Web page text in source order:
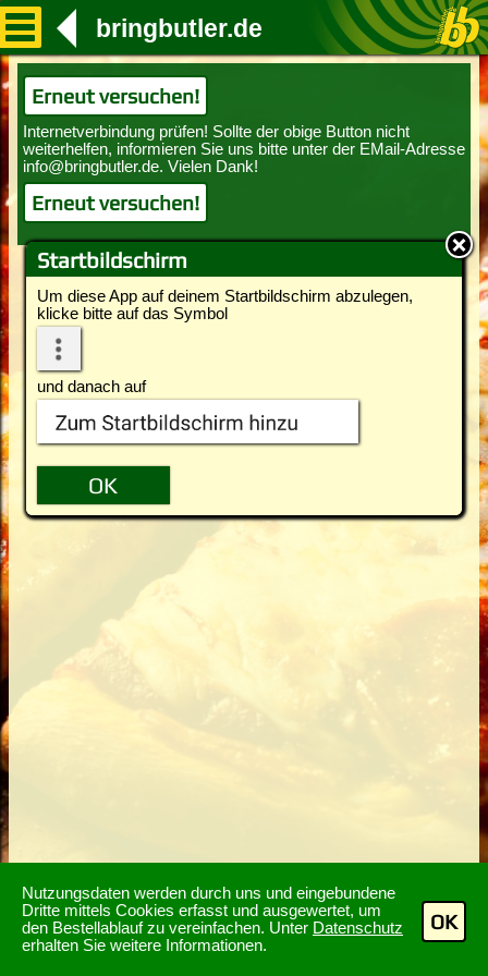
Nutzungsdaten werden durch uns und eingebundene
Dritte mittels Cookies erfasst und ausgewertet, um
den Bestellablauf zu vereinfachen. Unter Datenschutz
erhalten Sie weitere Informationen.
OK
Startbildschirm
Um diese App auf deinem Startbildschirm abzulegen,
klicke bitte auf das Symbol
und danach auf
bringbutler.de
Erneut versuchen!
Erneut versuchen!